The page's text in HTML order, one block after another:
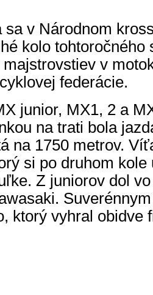
sa v Národnom
kolo tohtoročného
v
federácie.
junior, MX1, 2 a
na trati bola
na 1750 metrov.
si po druhom kole
Z juniorov dol
ktorý vyhral obidve